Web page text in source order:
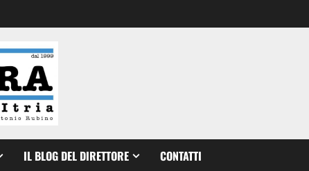
IL BLOG DEL DIRETTORE CONTATTI